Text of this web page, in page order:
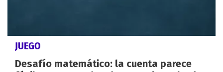
JUEGO
Desafío matemático: la cuenta parece